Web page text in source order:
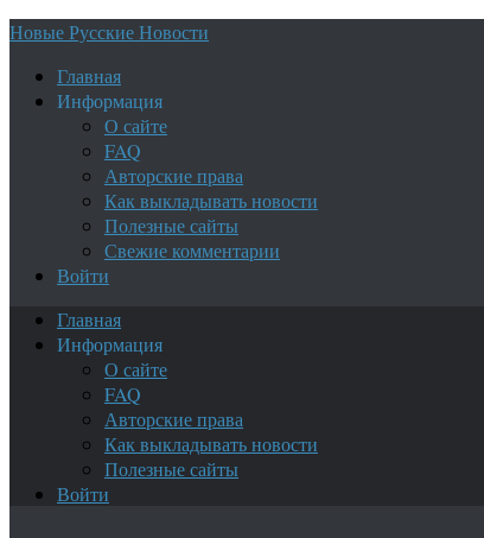
Новые Русские Новости
Главная
Информация
О сайте
FAQ
Авторские права
Как выкладывать новости
Полезные сайты
Свежие комментарии
Войти
Главная
Информация
О сайте
FAQ
Авторские права
Как выкладывать новости
Полезные сайты
Войти